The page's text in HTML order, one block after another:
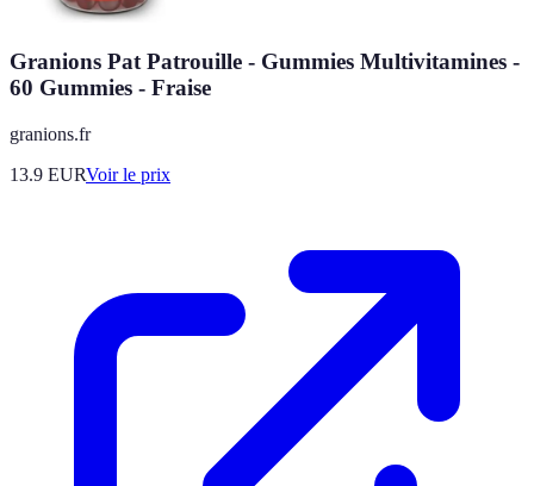
Granions Pat Patrouille - Gummies Multivitamines -
60 Gummies - Fraise
granions.fr
13.9 EURVoir le prix